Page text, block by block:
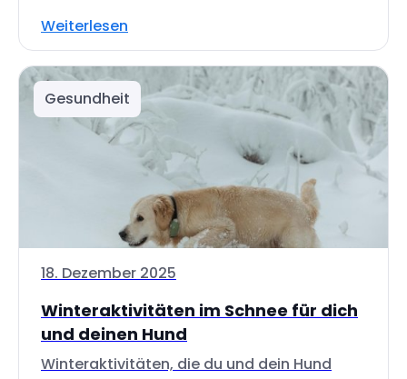
Weiterlesen
Gesundheit
18. Dezember 2025
Winteraktivitäten im Schnee für dich
und deinen Hund
Winteraktivitäten, die du und dein Hund